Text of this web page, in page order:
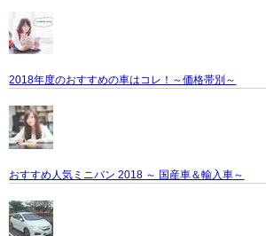
2018年度のおすすめの車はコレ！～価格帯別～
おすすめ人気ミニバン 2018 ～ 国産車＆輸入車～